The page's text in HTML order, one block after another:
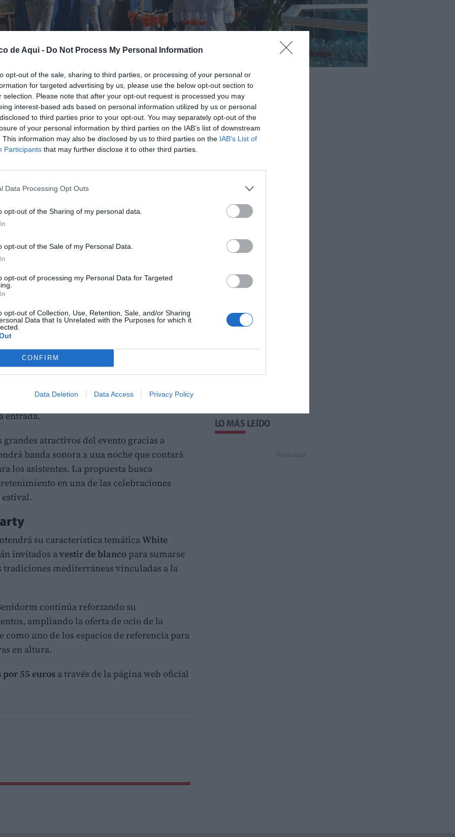
de Aqui - Do Not Process My Personal Information
opt-out of the sale, sharing to third parties, or processing of your personal or
for targeted advertising by us, please use the below opt-out section to
selection. Please note that after your opt-out request is processed you may
interest-based ads based on personal information utilized by us or personal
to third parties prior to your opt-out. You may separately opt-out of the
of your personal information by third parties on the IAB’s list of downstream
This information may also be disclosed by us to third parties on the IAB’s List of
Participants that may further disclose it to other third parties.
Data Processing Opt Outs
opt-out of the Sharing of my personal data.
opt-out of the Sale of my Personal Data.
opt-out of processing my Personal Data for Targeted
opt-out of Collection, Use, Retention, Sale, and/or Sharing
Data that Is Unrelated with the Purposes for which it
CONFIRM
Data Deletion Data Access Privacy Policy
fuente preferida de Google de forma gratuita.
Benidormvolverá a convertirse en uno
inicio del verano con la celebración de
Juan. La cita tendrá lugar el próximo20 de
gastronomía, música y
con vistas al mar Mediterráneo y al
una noche especial
por la reciente
que ha transformado algunos de sus
La Terrasse. El rooftop, ubicado en
presenta ahora una imagen renovada y
, nuevos espacios interiores y una
disfrutar de una experiencia única.
y música en directo
cóctel al atardecer, compuesta por una
de inspiración mediterránea. Durante
también podrán disfrutar de
vino,
entrada.
atractivos del evento gracias a
banda sonora a una noche que contará
los asistentes. La propuesta busca
en una de las celebraciones
su característica temáticaWhite
invitados avestir de blanco para sumarse
mediterráneas vinculadas a la
continúa reforzando su
ampliando la oferta de ocio de la
como uno de los espacios de referencia para
en altura.
55 euros a través de la página web oficial
LO MÁS LEÍDO